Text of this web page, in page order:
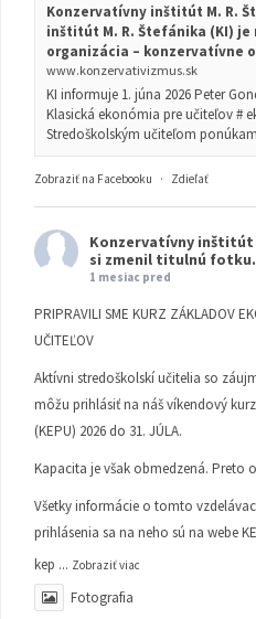
Konzervatívny inštitút M. R.
inštitút M. R. Štefánika (KI)
organizácia – konzervatívne
www.konzervativizmus.sk
KI informuje 1. júna 2026 Peter
Klasická ekonómia pre učiteľov #
Stredoškolským učiteľom
Zobraziť na Facebooku · Zdieľať
Konzervatívny inštitút
si zmenil titulnú fotku.
1 mesiac pred
PRIPRAVILI SME KURZ ZÁKLADOV
UČITEĽOV
Aktívni stredoškolskí učitelia so
môžu prihlásiť na náš víkendový
(KEPU) 2026 do 31. JÚLA.
Kapacita je však obmedzená. Preto
Všetky informácie o tomto
prihlásenia sa na neho sú na webe
kep ... Zobraziť viac
Fotografia